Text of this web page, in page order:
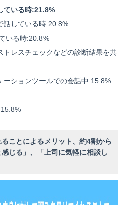
ている時:21.8%
話している時:20.8%
いる時:20.8%
トレスチェックなどの診断結果を共
ーションツールでの会話中:15.8%
ことによるメリット、約4割から
感じる」、「上司に気軽に相談し